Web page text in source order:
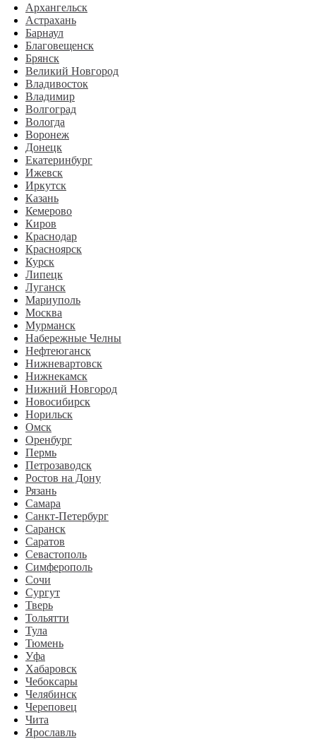
Архангельск
Астрахань
Барнаул
Благовещенск
Брянск
Великий Новгород
Владивосток
Владимир
Волгоград
Вологда
Воронеж
Донецк
Екатеринбург
Ижевск
Иркутск
Казань
Кемерово
Киров
Краснодар
Красноярск
Курск
Липецк
Луганск
Мариуполь
Москва
Мурманск
Набережные Челны
Нефтеюганск
Нижневартовск
Нижнекамск
Нижний Новгород
Новосибирск
Норильск
Омск
Оренбург
Пермь
Петрозаводск
Ростов на Дону
Рязань
Самара
Санкт-Петербург
Саранск
Саратов
Севастополь
Симферополь
Сочи
Сургут
Тверь
Тольятти
Тула
Тюмень
Уфа
Хабаровск
Чебоксары
Челябинск
Череповец
Чита
Ярославль